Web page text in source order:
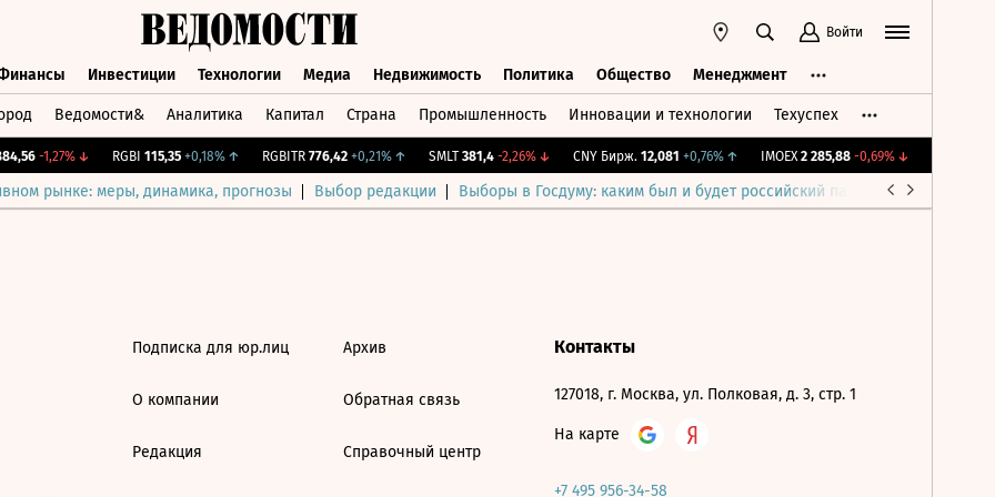
Войти
Инвестиции Технологии Медиа Недвижимость Политика Общество Менеджмент
Ведомости& Аналитика Капитал Страна Промышленность Инновации и технологии Техуспех
-1,27%↓ RGBI 115,35 +0,18%↑ RGBITR 776,42 +0,21%↑ SMLT 381,4 -2,26%↓ CNY Бирж. 12,081 +0,76%↑ IMOEX 2 285,88 -0,69%↓
рынке: меры, динамика, прогнозы Выбор редакции Выборы в Госдуму: каким был и будет российский парламент
Подписка для юр.лиц
О компании
Редакция
Архив
Обратная связь
Справочный центр
Контакты
127018, г. Москва, ул. Полковая, д. 3, стр. 1
На карте
+7 495 956-34-58